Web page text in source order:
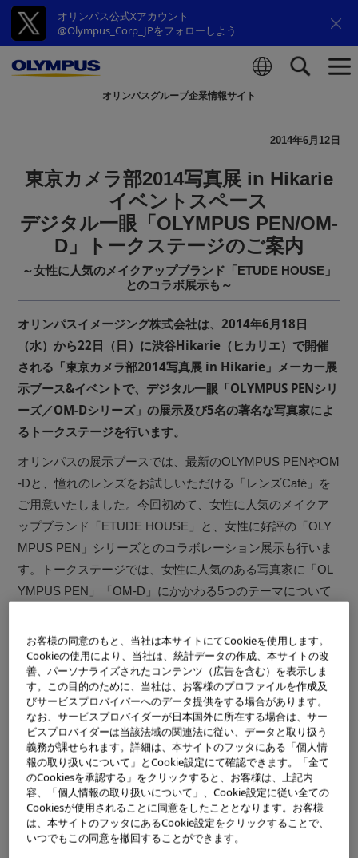
オリンパス公式Xアカウント
@Olympus_Corp_JPをフォローしよう
オリンパスグループ企業情報サイト
2014年6月12日
東京カメラ部2014写真展 in Hikarie
イベントスペース
デジタル一眼「OLYMPUS PEN/OM-
D」トークステージのご案内
～女性に人気のメイクアップブランド「ETUDE HOUSE」
とのコラボ展示も～
オリンパスイメージング株式会社は、2014年6月18日
（水）から22日（日）に渋谷Hikarie（ヒカリエ）で開催
される「東京カメラ部2014写真展 in Hikarie」メーカー展
示ブース&イベントで、デジタル一眼「OLYMPUS PENシリ
ーズ／OM-Dシリーズ」の展示及び5名の著名な写真家によ
るトークステージを行います。
オリンパスの展示ブースでは、最新のOLYMPUS PENやOM
-Dと、憧れのレンズをお試しいただける「レンズCafé」を
ご用意いたしました。今回初めて、女性に人気のメイクア
ップブランド「ETUDE HOUSE」と、女性に好評の「OLY
MPUS PEN」シリーズとのコラボレーション展示も行いま
す。トークステージでは、女性に人気のある写真家に「OL
YMPUS PEN」「OM-D」にかかわる5つのテーマについて
東京カメラ部2014写真展 in Hikarie メーカー展示ブース&イ
ベント開催概要
日時：
2014年6月18日（水）～22日（日）
会場：
渋谷Hikarie（ヒカリエ）8F
東京都渋谷区渋谷2-21-1
入場料：
無料
写真展に関する詳しい情報は、主催者ホームページをご覧
ください。
東京カメラ部写真展サイト（ http://www.tokyocameraclub.
お客様の同意のもと、当社は本サイトにてCookieを使用します。
Cookieの使用により、当社は、統計データの作成、本サイトの改
善、パーソナライズされたコンテンツ（広告を含む）を表示しま
す。この目的のために、当社は、お客様のプロファイルを作成及
びサービスプロバイバーへのデータ提供をする場合があります。
なお、サービスプロバイダーが日本国外に所在する場合は、サー
ビスプロバイダーは当該法域の関連法に従い、データと取り扱う
義務が課せられます。詳細は、本サイトのフッタにある「個人情
報の取り扱いについて」とCookie設定にて確認できます。「全て
のCookiesを承認する」をクリックすると、お客様は、上記内
容、「個人情報の取り扱いについて」、Cookie設定に従い全ての
Cookiesが使用されることに同意をしたこととなります。お客様
は、本サイトのフッタにあるCookie設定をクリックすることで、
いつでもこの同意を撤回することができます。